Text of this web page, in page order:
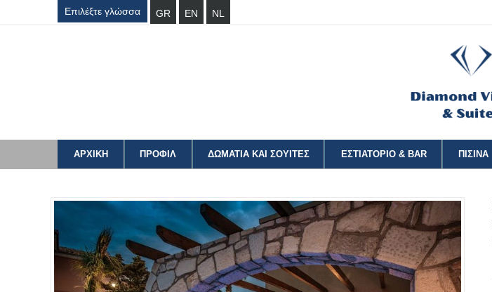
Επιλέξτε γλώσσα GR EN NL
ΑΡΧΙΚΗ ΠΡΟΦΙΛ ΔΩΜΑΤΙΑ ΚΑΙ ΣΟΥΙΤΕΣ ΕΣΤΙΑΤΟΡΙΟ & BAR ΠΙΣΙΝΑ